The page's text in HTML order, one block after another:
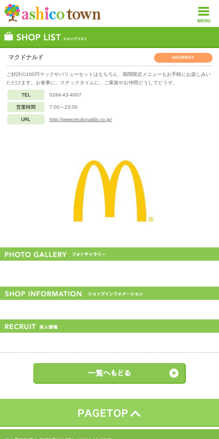
マクドナルド
ご好評の100円マックやバリューセットはもちろん、期間限定メニューもお手軽にお楽しみい
ただけます。お食事に、スナックタイムに、ご家族やお仲間どうしでどうぞ。
TEL 0284-43-4007
営業時間 7:00～23:00
URL http://www.mcdonalds.co.jp/